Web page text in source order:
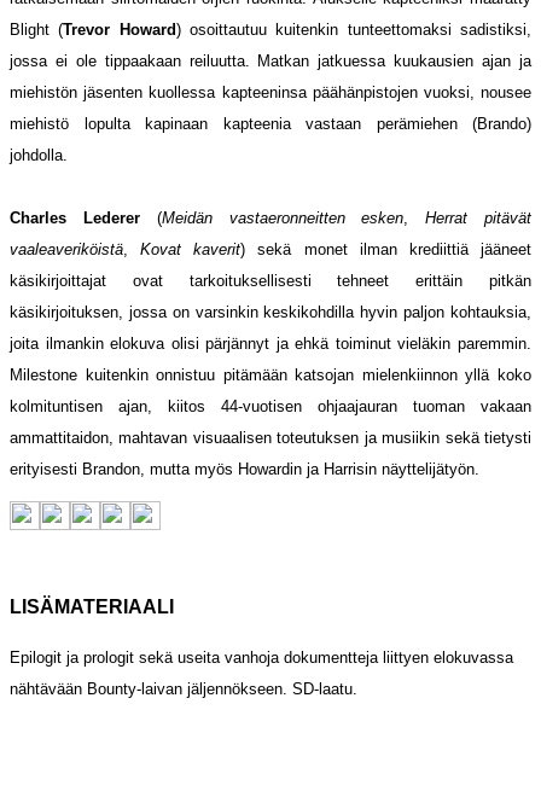
Blight (Trevor Howard) osoittautuu kuitenkin tunteettomaksi sadistiksi,
jossa ei ole tippaakaan reiluutta. Matkan jatkuessa kuukausien ajan ja
miehistön jäsenten kuollessa kapteeninsa päähänpistojen vuoksi, nousee
miehistö lopulta kapinaan kapteenia vastaan perämiehen (Brando)
johdolla.
Charles Lederer (Meidän vastaeronneitten esken,Herrat pitävät
vaaleaveriköistä,Kovat kaverit) sekä monet ilman krediittiä jääneet
käsikirjoittajat ovat tarkoituksellisesti tehneet erittäin pitkän
käsikirjoituksen, jossa on varsinkin keskikohdilla hyvin paljon kohtauksia,
joita ilmankin elokuva olisi pärjännyt ja ehkä toiminut vieläkin paremmin.
Milestone kuitenkin onnistuu pitämään katsojan mielenkiinnon yllä koko
kolmituntisen ajan, kiitos 44-vuotisen ohjaajauran tuoman vakaan
ammattitaidon, mahtavan visuaalisen toteutuksen ja musiikin sekä tietysti
erityisesti Brandon, mutta myös Howardin ja Harrisin näyttelijätyön.
LISÄMATERIAALI
Epilogit ja prologit sekä useita vanhoja dokumentteja liittyen elokuvassa
nähtävään Bounty-laivan jäljennökseen. SD-laatu.